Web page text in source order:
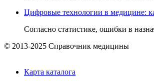
Цифровые технологии в медицине:
Согласно статистике, ошибки в
© 2013-2025 Справочник медицины
Карта каталога